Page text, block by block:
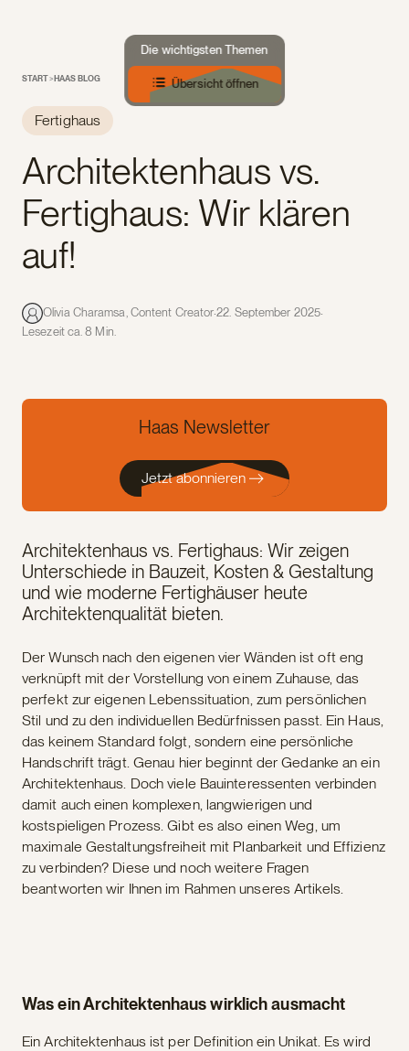
START>HAAS BLOG
Die wichtigsten Themen
Übersicht öffnen
Fertighaus
Architektenhaus vs.
Fertighaus: Wir klären
auf!
Olivia Charamsa, Content Creator·22. September 2025·
Lesezeit ca. 8 Min.
Haas Newsletter
Jetzt abonnieren
Architektenhaus vs. Fertighaus: Wir zeigen
Unterschiede in Bauzeit, Kosten & Gestaltung
und wie moderne Fertighäuser heute
Architektenqualität bieten.
Der Wunsch nach den eigenen vier Wänden ist oft eng
verknüpft mit der Vorstellung von einem Zuhause, das
perfekt zur eigenen Lebenssituation, zum persönlichen
Stil und zu den individuellen Bedürfnissen passt. Ein Haus,
das keinem Standard folgt, sondern eine persönliche
Handschrift trägt. Genau hier beginnt der Gedanke an ein
Architektenhaus. Doch viele Bauinteressenten verbinden
damit auch einen komplexen, langwierigen und
kostspieligen Prozess. Gibt es also einen Weg, um
maximale Gestaltungsfreiheit mit Planbarkeit und Effizienz
zu verbinden? Diese und noch weitere Fragen
beantworten wir Ihnen im Rahmen unseres Artikels.
Was ein Architektenhaus wirklich ausmacht
Ein Architektenhaus ist per Definition ein Unikat. Es wird